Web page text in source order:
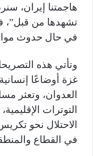
هاجمتنا إيران،
تشهدها من قبل”،
في حال حدوث
وتأتي هذه
غزة أوضاعًا
العدوان، وتعثر
التوترات
الاحتلال نحو
في القطاع